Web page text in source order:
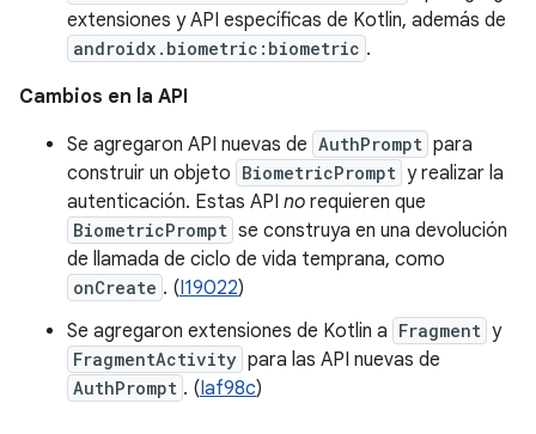
extensiones y API específicas de Kotlin, además de
androidx.biometric:biometric .
Cambios en la API
Se agregaron API nuevas de AuthPrompt para
construir un objeto BiometricPrompt y realizar la
autenticación. Estas API no requieren que
BiometricPrompt se construya en una devolución
de llamada de ciclo de vida temprana, como
onCreate . (I19022)
Se agregaron extensiones de Kotlin a Fragment y
FragmentActivity para las API nuevas de
AuthPrompt . (Iaf98c)